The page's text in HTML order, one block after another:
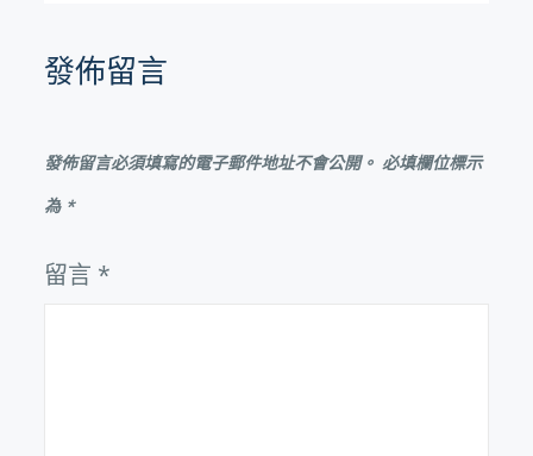
覽
發佈留言
發佈留言必須填寫的電子郵件地址不會公開。 必填欄位標示
為 *
留言 *